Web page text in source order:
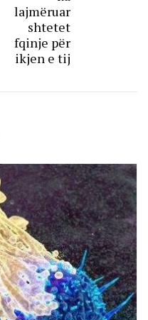
lajmëruar
shtetet
fqinje për
ikjen e tij